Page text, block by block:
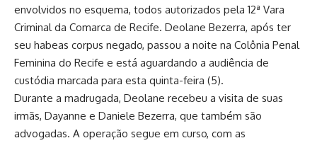
envolvidos no esquema, todos autorizados pela 12ª Vara
Criminal da Comarca de Recife. Deolane Bezerra, após ter
seu habeas corpus negado, passou a noite na Colônia Penal
Feminina do Recife e está aguardando a audiência de
custódia marcada para esta quinta-feira (5).
Durante a madrugada, Deolane recebeu a visita de suas
irmãs, Dayanne e Daniele Bezerra, que também são
advogadas. A operação segue em curso, com as